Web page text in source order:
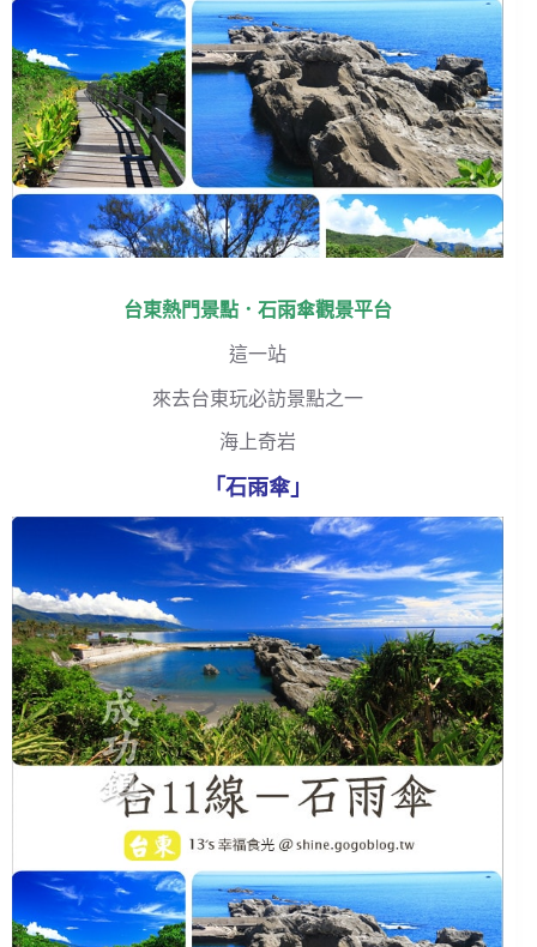
台東熱門景點．石雨傘觀景平台
這一站
來去台東玩必訪景點之一
海上奇岩
「石雨傘」